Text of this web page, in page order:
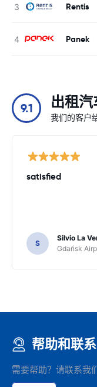
Rentis
Panek
9.1 出租汽
我们的客户
satisfied
S
Silvio La
Gdańsk
帮助和联系
需要帮助？请联系我